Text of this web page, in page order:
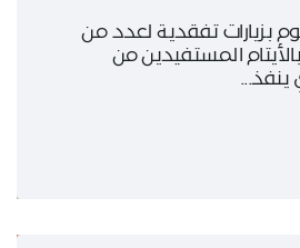
بزيارات تفقدية لعدد من
المستفيدين من
ينفذ...